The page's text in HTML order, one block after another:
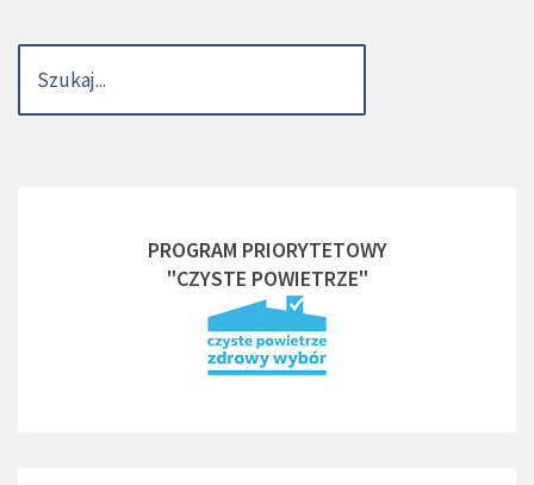
PROGRAM PRIORYTETOWY
"CZYSTE POWIETRZE"